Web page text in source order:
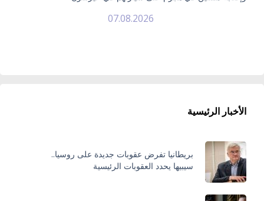
07.08.2026
الأخبار الرئيسية
بريطانيا تفرض عقوبات جديدة على روسيا..
سيبيها يحدد العقوبات الرئيسية